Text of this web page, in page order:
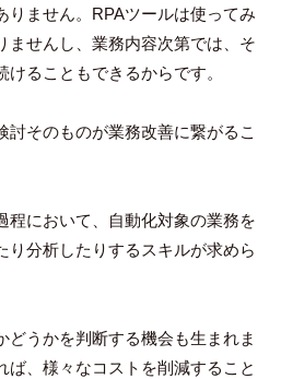
りません。RPAツールは使ってみ
ませんし、業務内容次第では、そ
ることもできるからです。
討そのものが業務改善に繋がるこ
程において、自動化対象の業務を
り分析したりするスキルが求めら
どうかを判断する機会も生まれま
ば、様々なコストを削減すること